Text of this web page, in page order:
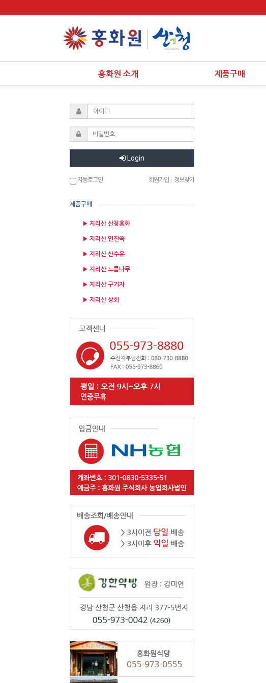
홍화원 소개 제품구매
Login
자동로그인 회원가입 정보찾기
제품구매
▶ 지리산 산청홍화
▶ 지리산 인진쑥
▶ 지리산 산수유
▶ 지리산 느릅나무
▶ 지리산 구기자
▶ 지리산 상회